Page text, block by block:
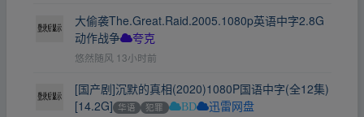
大偷袭The.Great.Raid.2005.1080p英语中字2.8G
动作战争
夸克
悠然随风 13小时前
[国产剧]沉默的真相(2020)1080P国语中字(全12集)
[14.2G] 华语 犯罪 BD 迅雷网盘